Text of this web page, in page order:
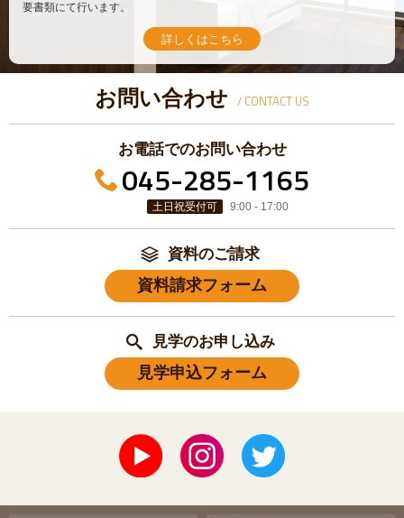
要書類にて行います。
詳しくはこちら
お問い合わせ / CONTACT US
お電話でのお問い合わせ
045-285-1165
土日祝受付可 9:00 - 17:00
資料のご請求
資料請求フォーム
見学のお申し込み
見学申込フォーム